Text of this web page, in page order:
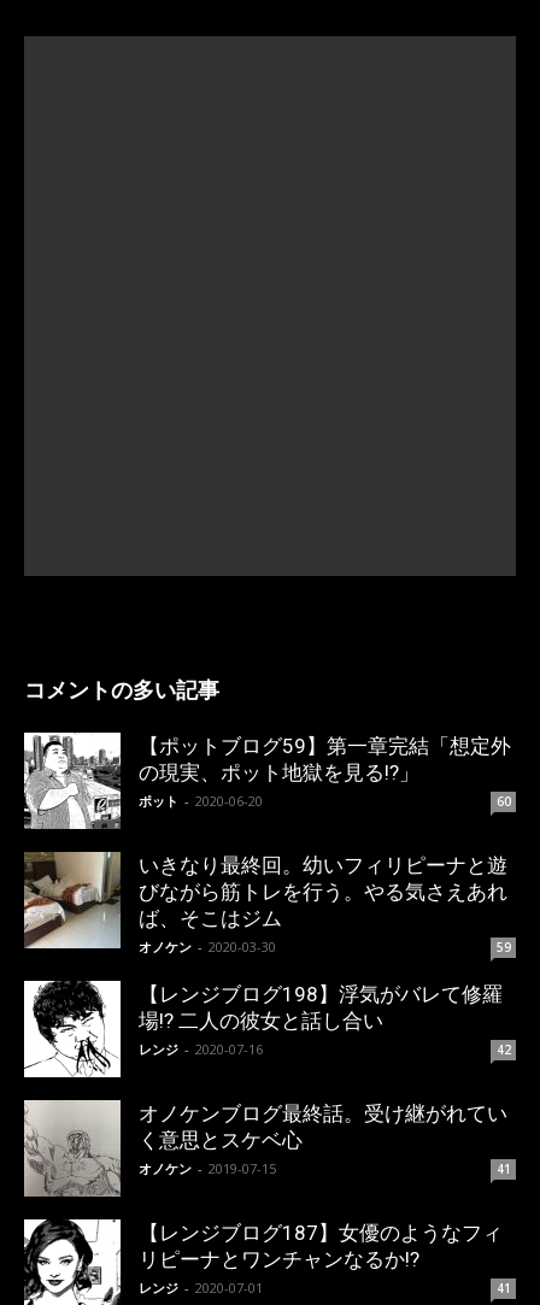
コメントの多い記事
【ポットブログ59】第一章完結「想定外
の現実、ポット地獄を見る!?」
ポット - 2020-06-20 60
いきなり最終回。幼いフィリピーナと遊
びながら筋トレを行う。やる気さえあれ
ば、そこはジム
オノケン - 2020-03-30 59
【レンジブログ198】浮気がバレて修羅
場!? 二人の彼女と話し合い
レンジ - 2020-07-16 42
オノケンブログ最終話。受け継がれてい
く意思とスケベ心
オノケン - 2019-07-15 41
【レンジブログ187】女優のようなフィ
リピーナとワンチャンなるか!?
レンジ - 2020-07-01 41